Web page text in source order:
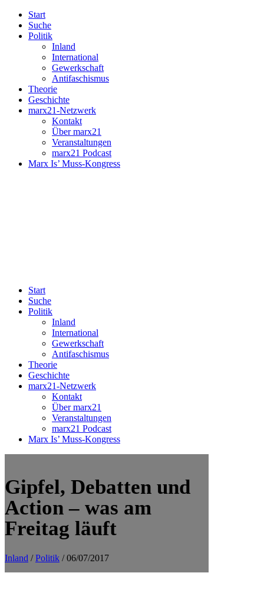
Start
Suche
Politik
Inland
International
Gewerkschaft
Antifaschismus
Theorie
Geschichte
marx21-Netzwerk
Kontakt
Über marx21
Veranstaltungen
marx21 Podcast
Marx Is’ Muss-Kongress
Start
Suche
Politik
Inland
International
Gewerkschaft
Antifaschismus
Theorie
Geschichte
marx21-Netzwerk
Kontakt
Über marx21
Veranstaltungen
marx21 Podcast
Marx Is’ Muss-Kongress
Gipfel, Debatten und
Action – was am
Freitag läuft
Inland /Politik / 06/07/2017